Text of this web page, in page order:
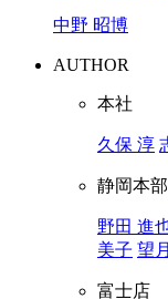
中野 昭博
AUTHOR
本社
久保 淳
静岡本部
野田 進
美子 望
富士店